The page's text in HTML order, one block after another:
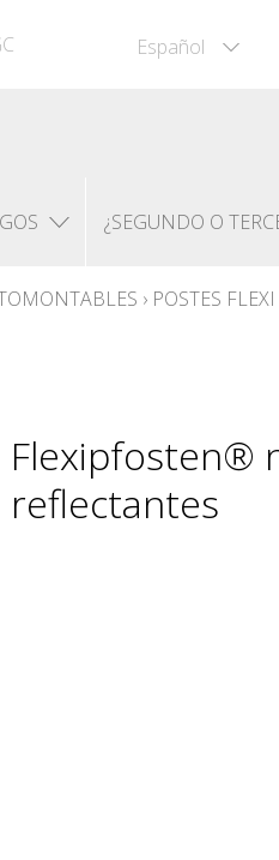
Español
¿SEGUNDO O
› POSTES
Flexipfosten®
reflectantes